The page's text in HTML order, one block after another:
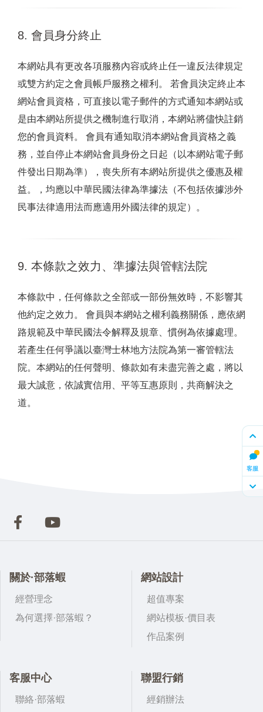
客服
8. 會員身分終止
本網站具有更改各項服務內容或終止任一違反法律規定
或雙方約定之會員帳戶服務之權利。 若會員決定終止本
網站會員資格，可直接以電子郵件的方式通知本網站或
是由本網站所提供之機制進行取消，本網站將儘快註銷
您的會員資料。 會員有通知取消本網站會員資格之義
務，並自停止本網站會員身份之日起（以本網站電子郵
件發出日期為準），喪失所有本網站所提供之優惠及權
益。，均應以中華民國法律為準據法（不包括依據涉外
民事法律適用法而應適用外國法律的規定）。
9. 本條款之效力、準據法與管轄法院
本條款中，任何條款之全部或一部份無效時，不影響其
他約定之效力。 會員與本網站之權利義務關係，應依網
路規範及中華民國法令解釋及規章、慣例為依據處理。
若產生任何爭議以臺灣士林地方法院為第一審管轄法
院。本網站的任何聲明、條款如有未盡完善之處，將以
最大誠意，依誠實信用、平等互惠原則，共商解決之
道。
關於·部落蝦
經營理念
為何選擇·部落蝦？
網站設計
超值專案
網站模板·價目表
作品案例
客服中心
聯絡·部落蝦
聯盟行銷
經銷辦法